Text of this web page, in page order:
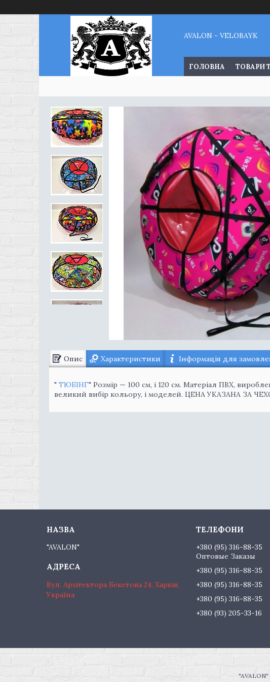
AVALON - VELOBAYK
ГОЛОВНА ТОВАРИ
Опис Характеристики Інформація для
" ТЮБІНГ" Розмір — 100 см, і 120 см. Матеріал ПВХ,
великий вибір кольору, і моделей. ЦЕНА УКАЗАНА ЗА
"AVALON"
Вул. Архітектора Бекетова 24, Харків,
Україна
+380 (95) 316-88-35
Оптовые Заказы
+380 (95) 316-88-35
+380 (95) 316-88-35
+380 (95) 316-88-35
+380 (93) 205-33-16